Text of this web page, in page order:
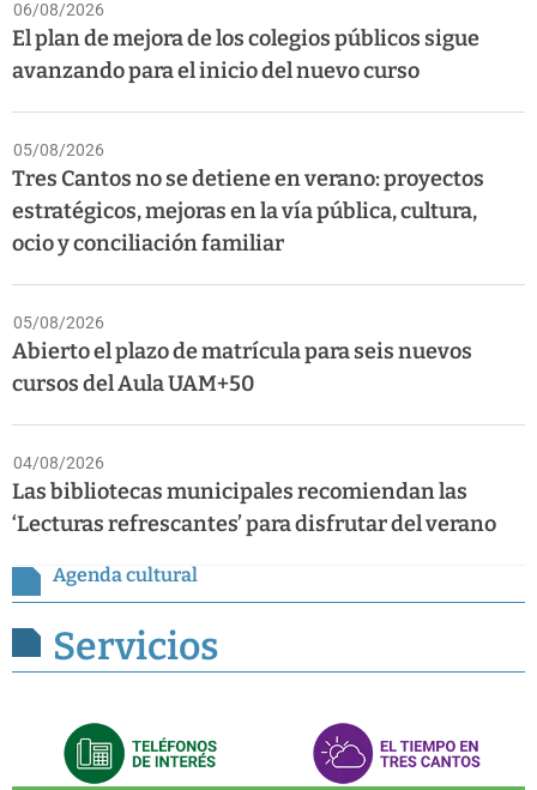
06/08/2026
El plan de mejora de los colegios públicos sigue
avanzando para el inicio del nuevo curso
05/08/2026
Tres Cantos no se detiene en verano: proyectos
estratégicos, mejoras en la vía pública, cultura,
ocio y conciliación familiar
05/08/2026
Abierto el plazo de matrícula para seis nuevos
cursos del Aula UAM+50
04/08/2026
Las bibliotecas municipales recomiendan las
‘Lecturas refrescantes’ para disfrutar del verano
Agenda cultural
Servicios